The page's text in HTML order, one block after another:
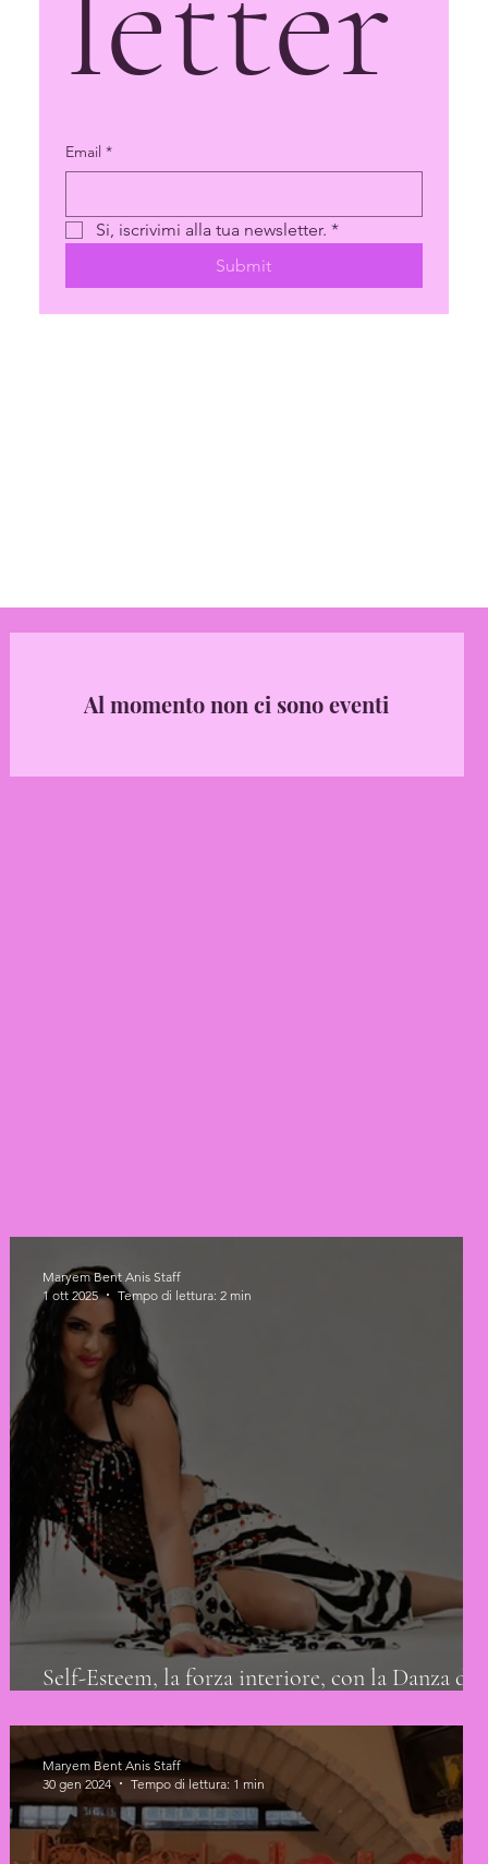
Email *
Si, iscrivimi alla tua newsletter. *
Submit
Al momento non ci sono eventi
Self-Esteem, la forza interiore, con la Danza del
Maryem Bent Anis Staff
1 ott 2025
Tempo di lettura: 2 min
Maryem Bent Anis Staff
30 gen 2024
Tempo di lettura: 1 min